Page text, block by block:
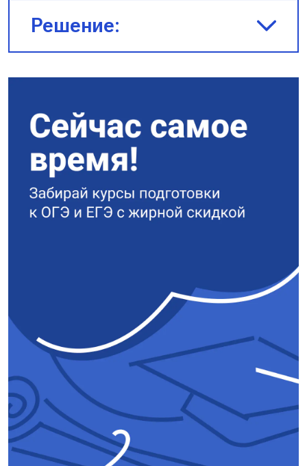
Решение:
складываются, пусть $C_1$ —
общая ёмкость конденсаторов,
соединённых параллельно:
$C_1 = C + C + C = 3C$
$\frac{1}{C_{общ}} = \frac{1}{3C}
+ \frac{1}{C} = \frac{4}{3C}$
$C_{общ} = \frac{3}{4}C = \frac{3}
{4} \cdot 10 = 7,5 \text{ мкФ.}$
Ответ:7,5 мкФ.